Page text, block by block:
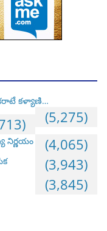
కళ్యాణి…
(5,275)
నిర్ణయం (4,065)
(3,943)
(3,845)